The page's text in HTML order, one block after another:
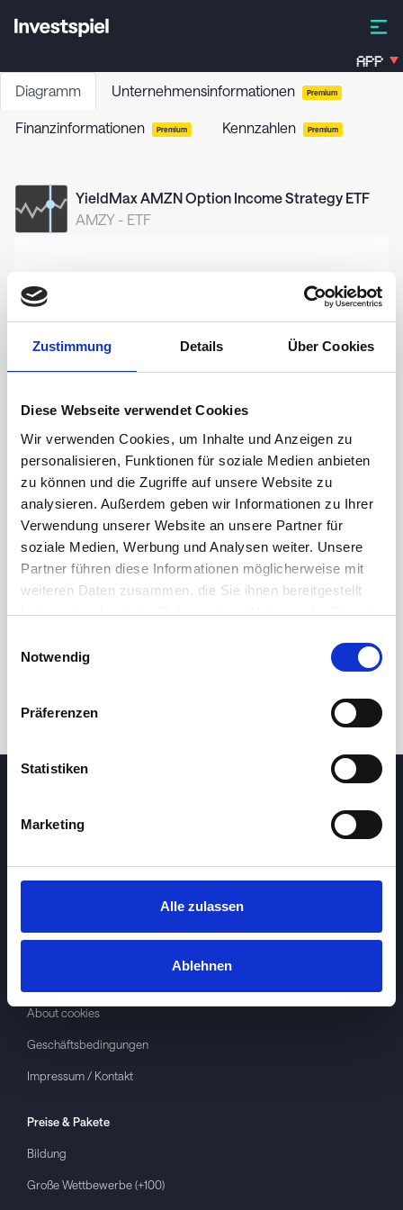
Zustimmung Details Über Cookies
Diese Webseite verwendet Cookies
Wir verwenden Cookies, um Inhalte und Anzeigen zu
personalisieren, Funktionen für soziale Medien anbieten
zu können und die Zugriffe auf unsere Website zu
analysieren. Außerdem geben wir Informationen zu Ihrer
Verwendung unserer Website an unsere Partner für
soziale Medien, Werbung und Analysen weiter. Unsere
Partner führen diese Informationen möglicherweise mit
weiteren Daten zusammen, die Sie ihnen bereitgestellt
haben oder die sie im Rahmen Ihrer Nutzung der Dienste
Notwendig
Präferenzen
Statistiken
Marketing
Alle zulassen
Ablehnen
APP
Diagramm Unternehmensinformationen Premium
Finanzinformationen Premium Kennzahlen Premium
YieldMax AMZN Option Income Strategy ETF
AMZY- ETF
10,00
10,50
12,50
11. Mai 2026 25. Juni 2026 7. August 2026
24 Std. 1M 3M 1J 5J
About cookies
Geschäftsbedingungen
Impressum / Kontakt
Preise & Pakete
Bildung
Große Wettbewerbe (+100)